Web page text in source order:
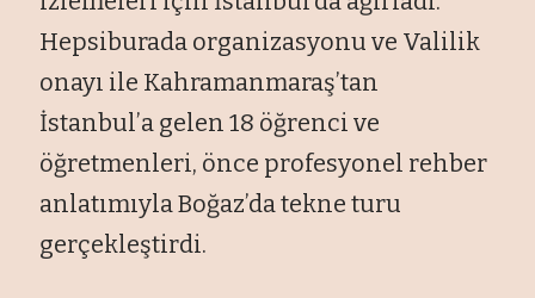
Hepsiburada organizasyonu ve Valilik
onayı ile Kahramanmaraş’tan
İstanbul’a gelen 18 öğrenci ve
öğretmenleri, önce profesyonel rehber
anlatımıyla Boğaz’da tekne turu
gerçekleştirdi.